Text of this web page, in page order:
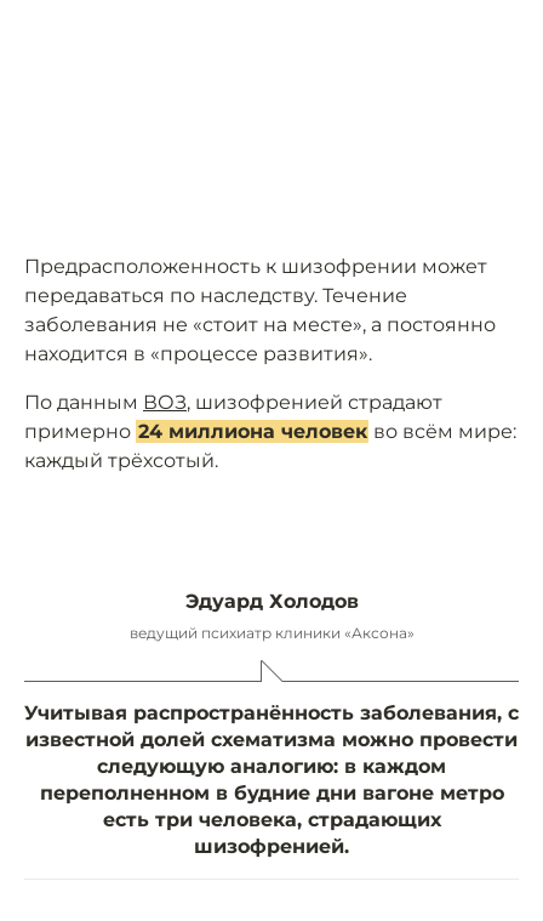
Предрасположенность к шизофрении может
передаваться по наследству. Течение
заболевания не «стоит на месте», а постоянно
находится в «процессе развития».
По данным ВОЗ, шизофренией страдают
примерно 24 миллиона человек во всём мире:
каждый трёхсотый.
Эдуард Холодов
ведущий психиатр клиники «Аксона»
Учитывая распространённость заболевания, с
известной долей схематизма можно провести
следующую аналогию: в каждом
переполненном в будние дни вагоне метро
есть три человека, страдающих
шизофренией.